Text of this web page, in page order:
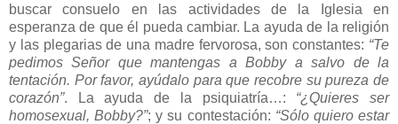
buscar consuelo en las actividades de la Iglesia en
esperanza de que él pueda cambiar. La ayuda de la religión
y las plegarias de una madre fervorosa, son constantes: “Te
pedimos Señor que mantengas a Bobby a salvo de la
tentación. Por favor, ayúdalo para que recobre su pureza de
corazón”. La ayuda de la psiquiatría…: “¿Quieres ser
homosexual, Bobby?”; y su contestación: “Sólo quiero estar